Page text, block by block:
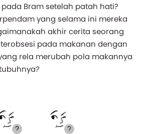
Bram setelah patah hati?
yang selama ini mereka
akhir cerita seorang
pada makanan dengan
rela merubah pola makannya